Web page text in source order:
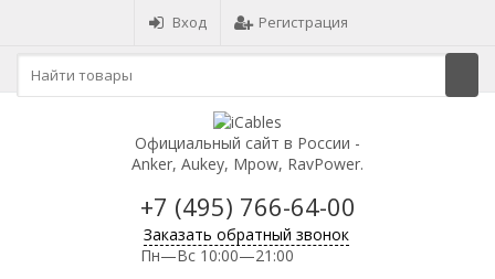
Вход Регистрация
Официальный сайт в России -
Anker, Aukey, Mpow, RavPower.
+7 (495) 766-64-00
Заказать обратный звонок
Пн—Вс 10:00—21:00